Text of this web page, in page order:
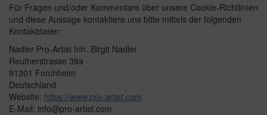
Für Fragen und/oder Kommentare über unsere Cookie-Richtlinien
und diese Aussage kontaktiere uns bitte mittels der folgenden
Kontaktdaten:
Nadler Pro-Artist Inh. Birgit Nadler
Reutherstrasse 39a
91301 Forchheim
Deutschland
Website: https://www.pro-artist.com
E-Mail: moc.tsitra-orp@ofni